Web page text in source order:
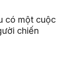
có một cuộc
chiến